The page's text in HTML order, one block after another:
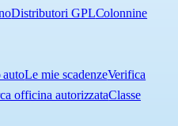
Distributori GPLColonnine
Le mie scadenzeVerifica
officina autorizzataClasse